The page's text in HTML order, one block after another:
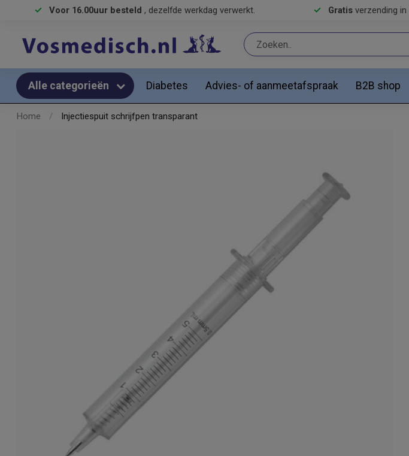
Voor 16.00uur besteld , dezelfde werkdag verwerkt. Gratis verzending in
Alle categorieën Diabetes Advies- of aanmeetafspraak B2B shop
Home / Injectiespuit schrijfpen transparant